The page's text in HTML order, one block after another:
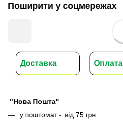
Поширити у соцмережах
Доставка Оплата
"Нова Пошта"
у поштомат - від 75 грн